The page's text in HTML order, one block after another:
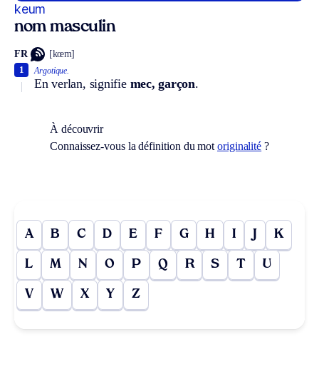
keum
nom masculin
FR [kœm]
Argotique.
En verlan, signifie mec, garçon.
1
À découvrir
Connaissez-vous la définition du motoriginalité ?
A B C D E F G H I J K
L M N O P Q R S T U
V W X Y Z